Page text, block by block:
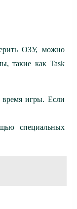
ОЗУ, можно
такие как Task
время игры. Если
специальных